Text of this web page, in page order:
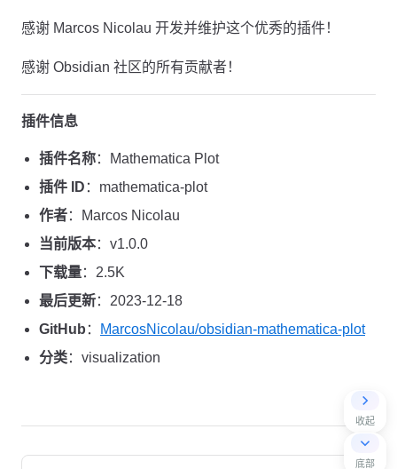
收起
底部
感谢 Marcos Nicolau 开发并维护这个优秀的插件！
感谢 Obsidian 社区的所有贡献者！
插件信息
插件名称：Mathematica Plot
插件 ID ：mathematica-plot
作者：Marcos Nicolau
当前版本：v1.0.0
下载量：2.5K
最后更新：2023-12-18
GitHub ：
MarcosNicolau/obsidian-mathematica-plot
分类：visualization
Pager